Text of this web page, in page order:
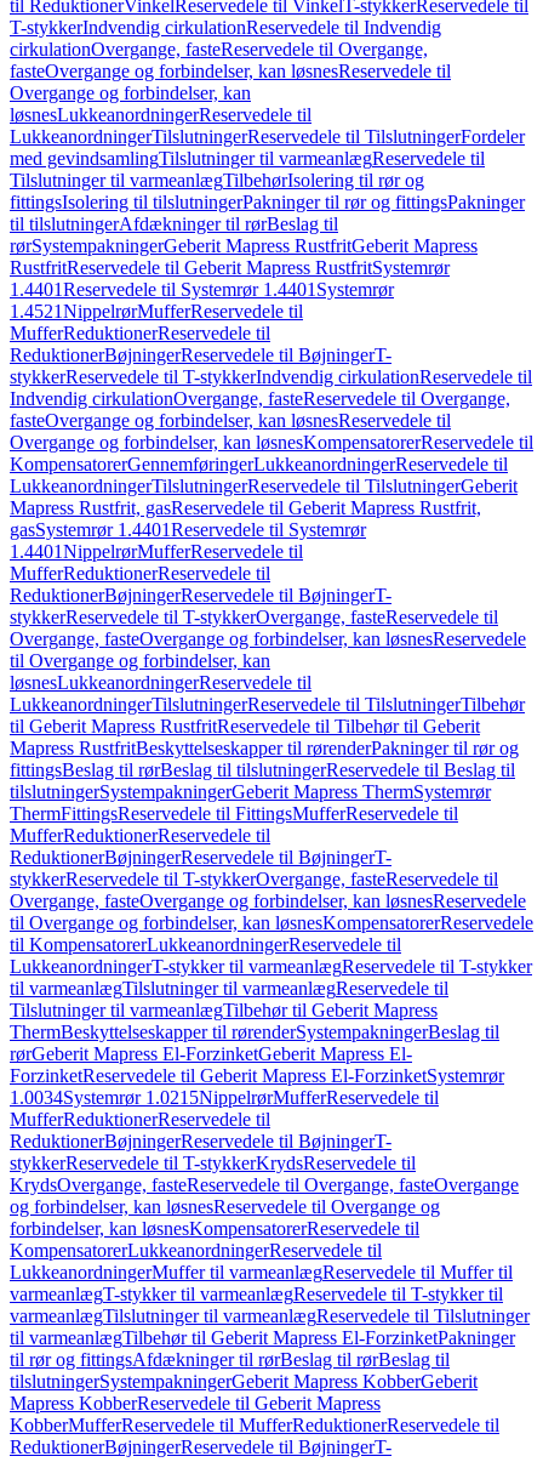
til ReduktionerVinkelReservedele til VinkelT-stykkerReservedele til
T-stykkerIndvendig cirkulationReservedele til Indvendig
cirkulationOvergange, fasteReservedele til Overgange,
fasteOvergange og forbindelser, kan løsnesReservedele til
Overgange og forbindelser, kan
løsnesLukkeanordningerReservedele til
LukkeanordningerTilslutningerReservedele til TilslutningerFordeler
med gevindsamlingTilslutninger til varmeanlægReservedele til
Tilslutninger til varmeanlægTilbehørIsolering til rør og
fittingsIsolering til tilslutningerPakninger til rør og fittingsPakninger
til tilslutningerAfdækninger til rørBeslag til
rørSystempakningerGeberit Mapress RustfritGeberit Mapress
RustfritReservedele til Geberit Mapress RustfritSystemrør
1.4401Reservedele til Systemrør 1.4401 Systemrør
1.4521NippelrørMufferReservedele til
MufferReduktionerReservedele til
ReduktionerBøjningerReservedele til BøjningerT-
stykkerReservedele til T-stykkerIndvendig cirkulationReservedele til
Indvendig cirkulationOvergange, fasteReservedele til Overgange,
fasteOvergange og forbindelser, kan løsnesReservedele til
Overgange og forbindelser, kan løsnesKompensatorerReservedele til
KompensatorerGennemføringerLukkeanordningerReservedele til
LukkeanordningerTilslutningerReservedele til TilslutningerGeberit
Mapress Rustfrit, gasReservedele til Geberit Mapress Rustfrit,
gasSystemrør 1.4401Reservedele til Systemrør
1.4401NippelrørMufferReservedele til
MufferReduktionerReservedele til
ReduktionerBøjningerReservedele til BøjningerT-
stykkerReservedele til T-stykkerOvergange, fasteReservedele til
Overgange, fasteOvergange og forbindelser, kan løsnesReservedele
til Overgange og forbindelser, kan
løsnesLukkeanordningerReservedele til
LukkeanordningerTilslutningerReservedele til TilslutningerTilbehør
til Geberit Mapress RustfritReservedele til Tilbehør til Geberit
Mapress RustfritBeskyttelseskapper til rørenderPakninger til rør og
fittingsBeslag til rørBeslag til tilslutningerReservedele til Beslag til
tilslutningerSystempakningerGeberit Mapress ThermSystemrør
ThermFittingsReservedele til FittingsMufferReservedele til
MufferReduktionerReservedele til
ReduktionerBøjningerReservedele til BøjningerT-
stykkerReservedele til T-stykkerOvergange, fasteReservedele til
Overgange, fasteOvergange og forbindelser, kan løsnesReservedele
til Overgange og forbindelser, kan løsnesKompensatorerReservedele
til KompensatorerLukkeanordningerReservedele til
LukkeanordningerT-stykker til varmeanlægReservedele til T-stykker
til varmeanlægTilslutninger til varmeanlægReservedele til
Tilslutninger til varmeanlægTilbehør til Geberit Mapress
ThermBeskyttelseskapper til rørenderSystempakningerBeslag til
rørGeberit Mapress El-ForzinketGeberit Mapress El-
ForzinketReservedele til Geberit Mapress El-ForzinketSystemrør
1.0034Systemrør 1.0215NippelrørMufferReservedele til
MufferReduktionerReservedele til
ReduktionerBøjningerReservedele til BøjningerT-
stykkerReservedele til T-stykkerKrydsReservedele til
KrydsOvergange, fasteReservedele til Overgange, fasteOvergange
og forbindelser, kan løsnesReservedele til Overgange og
forbindelser, kan løsnesKompensatorerReservedele til
KompensatorerLukkeanordningerReservedele til
LukkeanordningerMuffer til varmeanlægReservedele til Muffer til
varmeanlægT-stykker til varmeanlægReservedele til T-stykker til
varmeanlægTilslutninger til varmeanlægReservedele til Tilslutninger
til varmeanlægTilbehør til Geberit Mapress El-ForzinketPakninger
til rør og fittingsAfdækninger til rørBeslag til rørBeslag til
tilslutningerSystempakningerGeberit Mapress KobberGeberit
Mapress KobberReservedele til Geberit Mapress
KobberMufferReservedele til MufferReduktionerReservedele til
ReduktionerBøjningerReservedele til BøjningerT-